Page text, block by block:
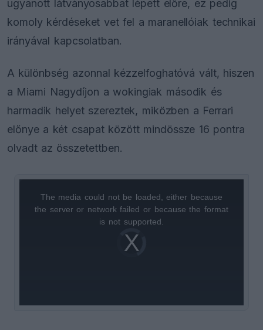
ugyanott látványosabbat lépett előre, ez pedig
komoly kérdéseket vet fel a maranellóiak technikai
irányával kapcsolatban.
A különbség azonnal kézzelfoghatóvá vált, hiszen
a Miami Nagydíjon a wokingiak második és
harmadik helyet szereztek, miközben a Ferrari
előnye a két csapat között mindössze 16 pontra
olvadt az összetettben.
Video
Player
loading.
The media could not be loaded, either because
the server or network failed or because the format
is not supported.